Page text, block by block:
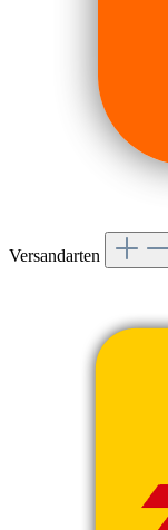
Versandarten